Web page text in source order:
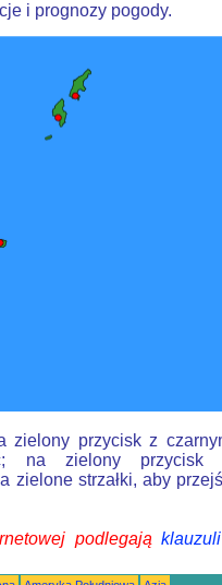
i prognozy pogody.
zielony przycisk z
na zielony przycisk
zielone strzałki, aby
podlegają